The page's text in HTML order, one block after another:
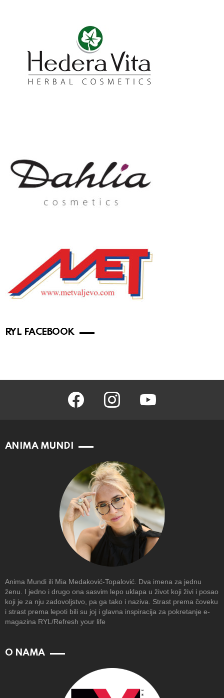
RYL FACEBOOK
facebook instagram youtube
ANIMA MUNDI
Anima Mundi ili Mia Medaković-Topalović. Dva imena za jednu
ženu. I jedno i drugo ona sasvim lepo uklapa u život koji živi i posao
koji je za nju zadovoljstvo, pa ga tako i naziva. Strast prema čoveku
i strast prema lepoti bili su joj i glavna inspiracija za pokretanje e-
magazina RYL/Refresh your life
O NAMA